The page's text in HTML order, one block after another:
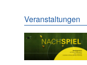
Veranstaltungen